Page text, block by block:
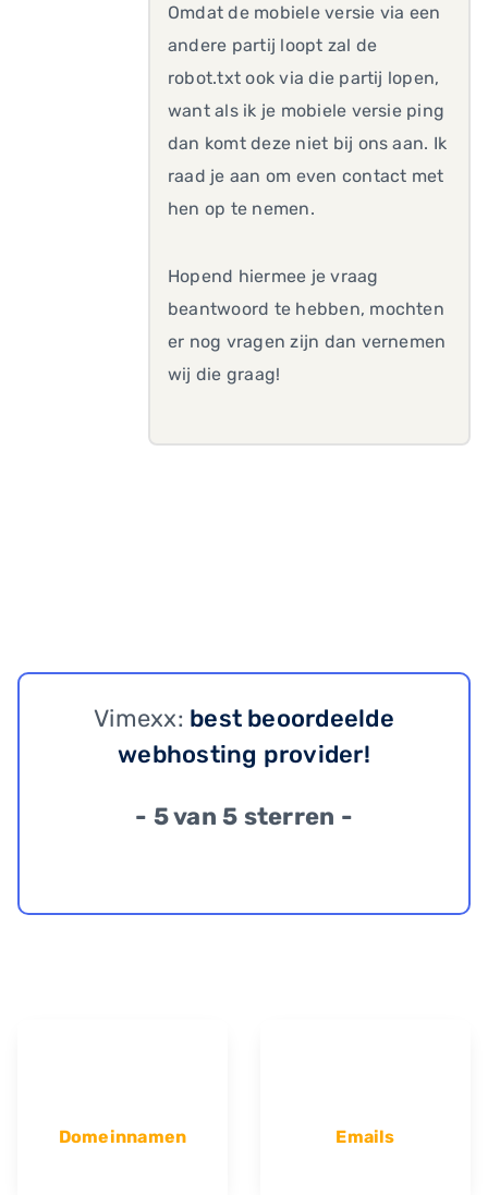
Omdat de mobiele versie via een
andere partij loopt zal de
robot.txt ook via die partij lopen,
want als ik je mobiele versie ping
dan komt deze niet bij ons aan. Ik
raad je aan om even contact met
hen op te nemen.
Hopend hiermee je vraag
beantwoord te hebben, mochten
er nog vragen zijn dan vernemen
wij die graag!
Vimexx: best beoordeelde
webhosting provider!
- 5 van 5 sterren -
Domeinnamen Emails